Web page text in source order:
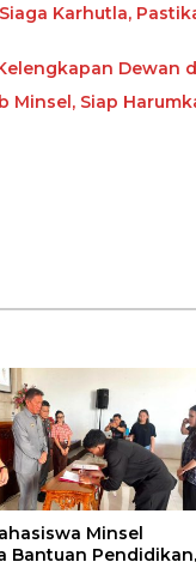
Karhutla,
Dewan
Siap
Minsel
Bantuan Pendidikan,